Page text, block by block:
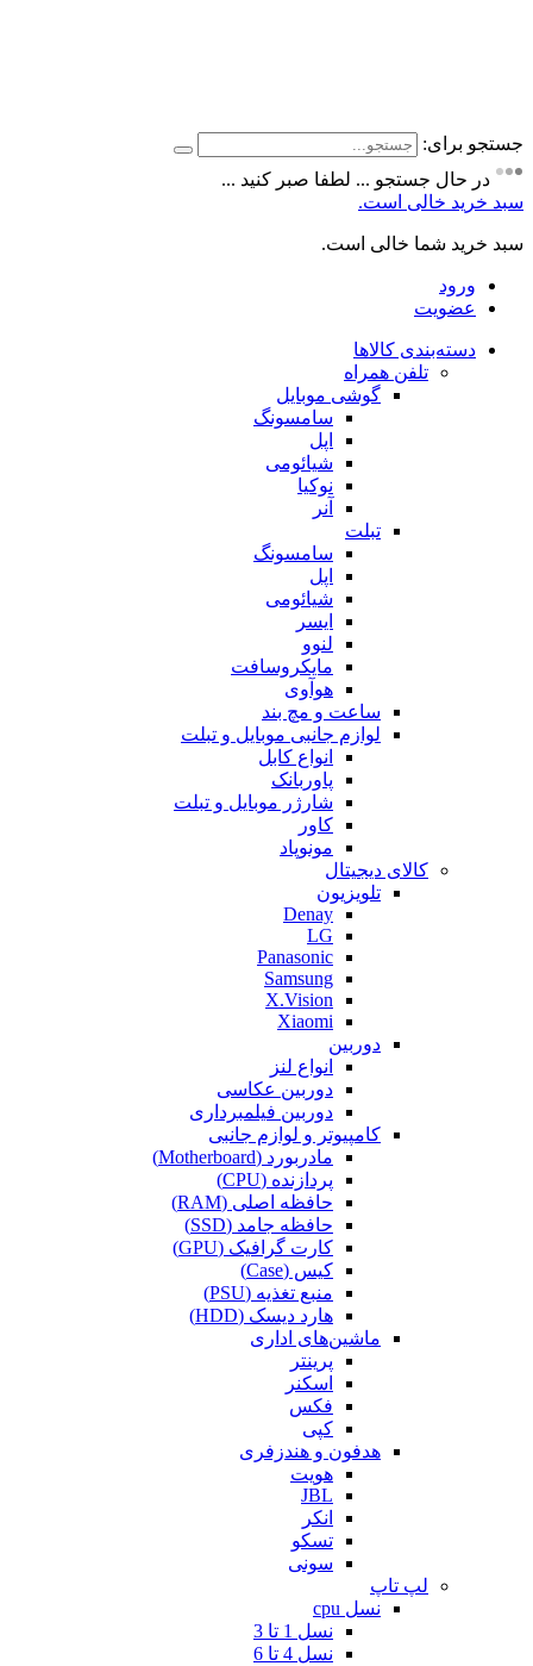
جستجو برای:
در حال جستجو ... لطفا صبر کنید ...
سبد خرید خالی است.
سبد خرید شما خالی است.
ورود
عضویت
دسته‌بندی کالاها
تلفن همراه
گوشی موبایل
سامسونگ
اپل
شیائومی
نوکیا
آنر
تبلت
سامسونگ
اپل
شیائومی
ایسر
لنوو
مایکروسافت
هوآوی
ساعت و مچ بند
لوازم جانبی موبایل و تبلت
انواع کابل
پاوربانک
شارژر موبایل و تبلت
کاور
مونوپاد
کالای دیجیتال
تلویزیون
Denay
LG
Panasonic
Samsung
X.Vision
Xiaomi
دوربین
انواع لنز
دوربین عکاسی
دوربین فیلمبرداری
کامپیوتر و لوازم جانبی
مادربورد (Motherboard)
پردازنده (CPU)
حافظه اصلی (RAM)
حافظه جامد (SSD)
کارت گرافیک (GPU)
کیس (Case)
منبع تغذیه (PSU)
هارد دیسک (HDD)
ماشین‌های اداری
پرینتر
اسکنر
فکس
کپی
هدفون و هندزفری
هویت
JBL
انکر
تسکو
سونی
لپ تاپ
نسل cpu
نسل 1 تا 3
نسل 4 تا 6